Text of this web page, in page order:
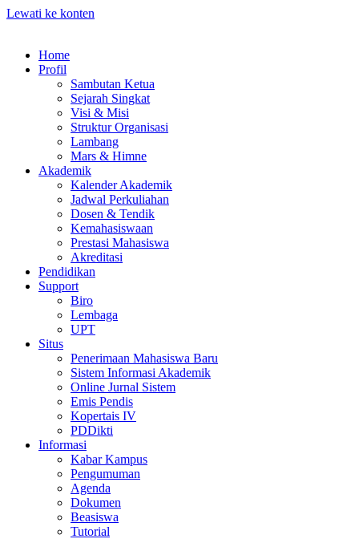
Lewati ke konten
Home
Profil
Sambutan Ketua
Sejarah Singkat
Visi & Misi
Struktur Organisasi
Lambang
Mars & Himne
Akademik
Kalender Akademik
Jadwal Perkuliahan
Dosen & Tendik
Kemahasiswaan
Prestasi Mahasiswa
Akreditasi
Pendidikan
Support
Biro
Lembaga
UPT
Situs
Penerimaan Mahasiswa Baru
Sistem Informasi Akademik
Online Jurnal Sistem
Emis Pendis
Kopertais IV
PDDikti
Informasi
Kabar Kampus
Pengumuman
Agenda
Dokumen
Beasiswa
Tutorial